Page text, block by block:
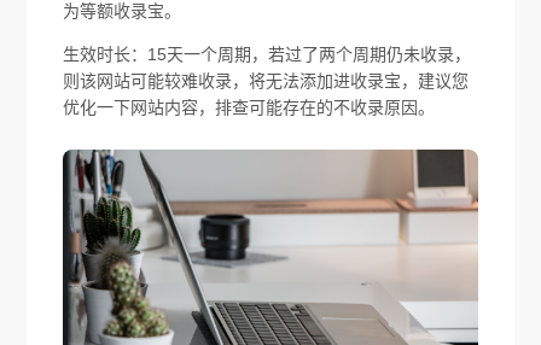
为等额收录宝。
生效时长：15天一个周期，若过了两个周期仍未收录，
则该网站可能较难收录，将无法添加进收录宝，建议您
优化一下网站内容，排查可能存在的不收录原因。